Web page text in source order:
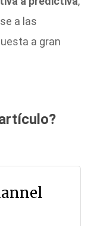
a las
a gran